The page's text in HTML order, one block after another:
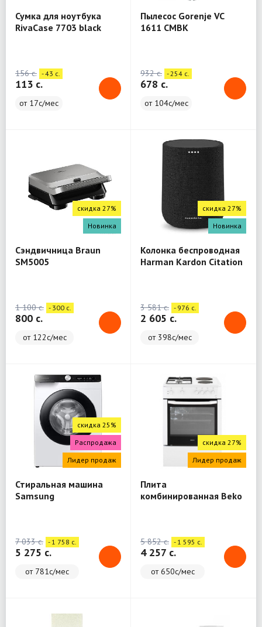
Сумка для ноутбука
RivaCase 7703 black
156 c. - 43 c.
113 c.
от 17с/мес
Пылесос Gorenje VC
1611 CMBK
932 c. - 254 c.
678 c.
от 104с/мес
скидка 27%
Новинка
Сэндвичница Braun
SM5005
1 100 c. - 300 c.
800 c.
от 122с/мес
скидка 27%
Новинка
Колонка беспроводная
Harman Kardon Citation
3 581 c. - 976 c.
2 605 c.
от 398с/мес
скидка 25%
Распродажа
Лидер продаж
Стиральная машина
Samsung
7 033 c. - 1 758 c.
5 275 c.
от 781с/мес
скидка 27%
Лидер продаж
Плита
комбинированная Beko
5 852 c. - 1 595 c.
4 257 c.
от 650с/мес